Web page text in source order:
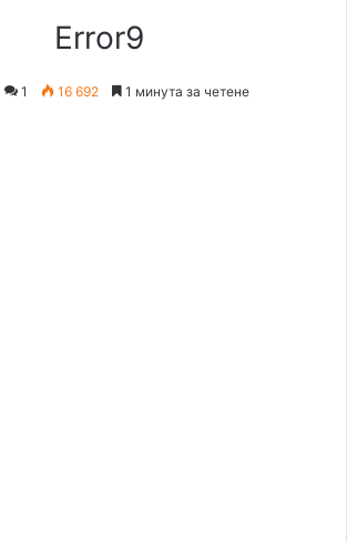
Error9
1 16 692 1 минута за четене